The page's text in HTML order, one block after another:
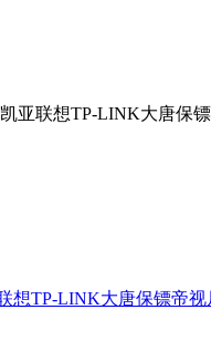
亚联想TP-LINK大唐保镖
想TP-LINK大唐保镖帝视